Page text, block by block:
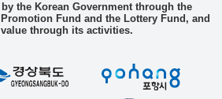
the Korean Government through the
Fund and the Lottery Fund, and
through its activities.